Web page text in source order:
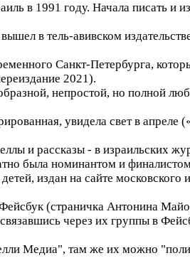
в 1991 году. Начала писать и
в тель-авивском
Санкт-Петербурга,
2021).
непростой, но полной
увидела свет в апреле
и рассказы - в израильских
была номинантом и
издан на сайте московского
(страничка Антонина
через их группы в
Медиа", там же их можно